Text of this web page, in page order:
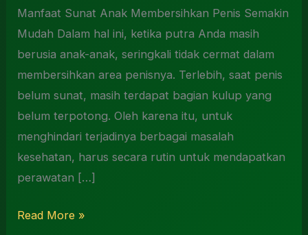
Manfaat Sunat Anak Membersihkan Penis Semakin
Mudah Dalam hal ini, ketika putra Anda masih
berusia anak-anak, seringkali tidak cermat dalam
membersihkan area penisnya. Terlebih, saat penis
belum sunat, masih terdapat bagian kulup yang
belum terpotong. Oleh karena itu, untuk
menghindari terjadinya berbagai masalah
kesehatan, harus secara rutin untuk mendapatkan
perawatan […]
Read More »